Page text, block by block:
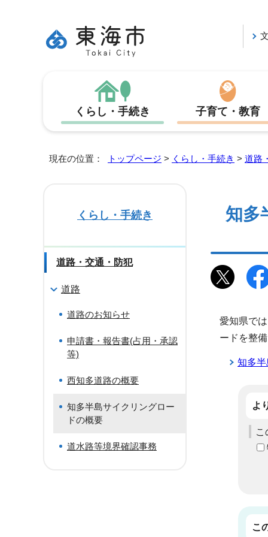
くらし・手続き 子育て・教育
現在の位置： トップページ > くらし・手続き > 道路
知多
愛知県で
ードを整
知多
よ
こ
こ
くらし・手続き
道路・交通・防犯
道路
道路のお知らせ
申請書・報告書(占用・承認
等)
西知多道路の概要
知多半島サイクリングロー
ドの概要
道水路等境界確認事務